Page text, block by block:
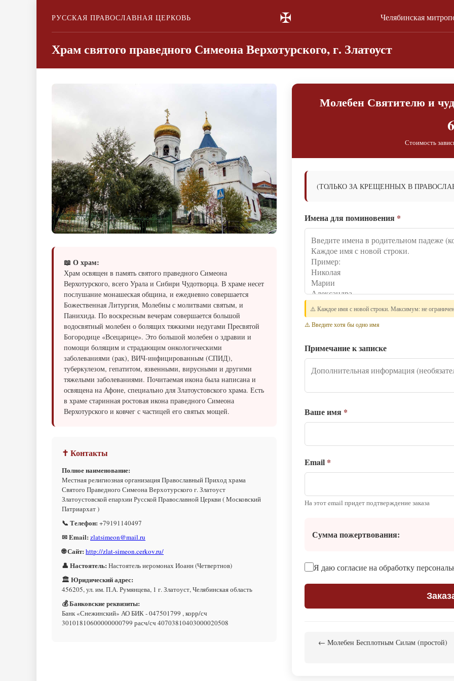
РУССКАЯ ПРАВОСЛАВНАЯ ЦЕРКОВЬ ✠ Челябинская
Храм святого праведного Симеона Верхотурского, г. Златоуст
📖 О храм:
Храм освящен в память святого праведного Симеона
Верхотурского, всего Урала и Сибири Чудотворца. В храме несет
послушание монашеская община, и ежедневно совершается
Божественная Литургия, Молебны с молитвами святым, и
Панихида. По воскресным вечерам совершается большой
водосвятный молебен о болящих тяжкими недугами Пресвятой
Богородице «Всецарице». Это большой молебен о здравии и
помощи болящим и страдающим онкологическими
заболеваниями (рак), ВИЧ-инфицированным (СПИД),
туберкулезом, гепатитом, язвенными, вирусными и другими
тяжелыми заболеваниями. Почитаемая икона была написана и
освящена на Афоне, специально для Златоустовского храма. Есть
в храме старинная ростовая икона праведного Симеона
Верхотурского и ковчег с частицей его святых мощей.
✝ Контакты
Полное наименование:
Местная религиозная организация Православный Приход храма
Святого Праведного Симеона Верхотурского г. Златоуст
Златоустовской епархии Русской Православной Церкви ( Московский
Патриархат )
📞 Телефон: +79191140497
✉ Email: zlatsimeon@mail.ru
🌐 Сайт: http://zlat-simeon.cerkov.ru/
👤 Настоятель: Настоятель иеромонах Иоанн (Четвертнов)
🏛 Юридический адрес:
456205, ул. им. П.А. Румянцева, 1 г. Златоуст, Челябинская область
💰 Банковские реквизиты:
Банк «Снежинский» АО БИК - 047501799 , корр/сч
30101810600000000799 расч/сч 40703810403000020508
Молебен Святителю и
Стоимость
(ТОЛЬКО ЗА КРЕЩЕННЫХ В
Имена для поминовения *
⚠️ Каждое имя с новой строки. Максимум: не
⚠️ Введите хотя бы одно имя
Примечание к записке
Ваше имя *
Email *
На этот email придет подтверждение заказа
Сумма пожертвования:
Я даю согласие на обработку
← Молебен Бесплотным Силам (простой)